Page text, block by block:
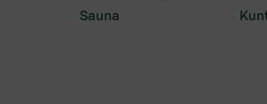
sauna